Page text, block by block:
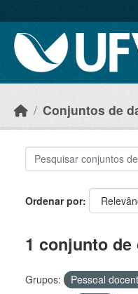
Conjuntos de
Ordenar por
1 conjunto
Grupos:
Pessoal